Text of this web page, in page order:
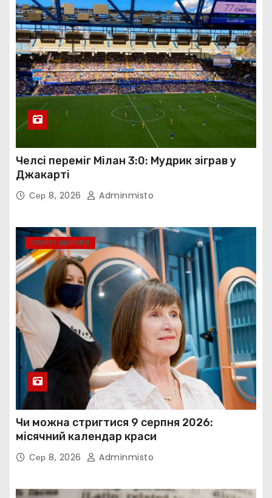
Челсі переміг Мілан 3:0: Мудрик зіграв у
Джакарті
Сер 8, 2026 Adminmisto
СПОРТ І ЗДОРОВ’Я
Чи можна стригтися 9 серпня 2026:
місячний календар краси
Сер 8, 2026 Adminmisto